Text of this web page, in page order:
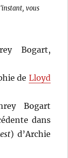
vous
Bogart,
de Lloyd
Bogart
dans
) d’Archie